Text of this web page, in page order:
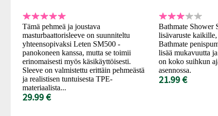
Tämä pehmeä ja joustava
masturbaattorisleeve on suunniteltu
yhteensopivaksi Leten SM500 -
panokoneen kanssa, mutta se toimii
erinomaisesti myös käsikäyttöisesti.
Sleeve on valmistettu erittäin pehmeästä
ja realistisen tuntuisesta TPE-
materiaalista...
29.99 €
Bathmate Shower
lisävaruste
Bathmate
lisää mukavuutta
on koko suihkun
asennossa.
21.99 €